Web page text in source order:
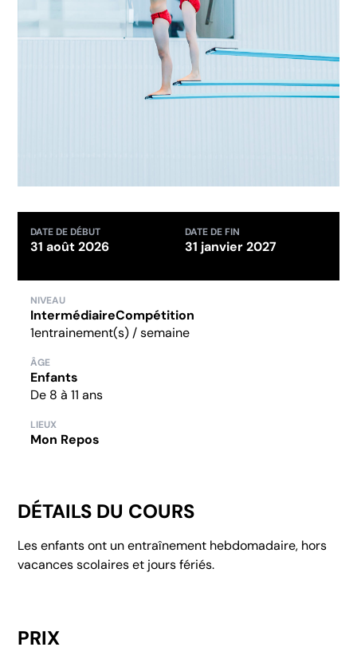
DATE DE DÉBUT
31 août 2026
DATE DE FIN
31 janvier 2027
NIVEAU
IntermédiaireCompétition
1entrainement(s) / semaine
ÂGE
Enfants
De 8 à 11 ans
LIEUX
Mon Repos
DÉTAILS DU COURS
Les enfants ont un entraînement hebdomadaire, hors
vacances scolaires et jours fériés.
PRIX